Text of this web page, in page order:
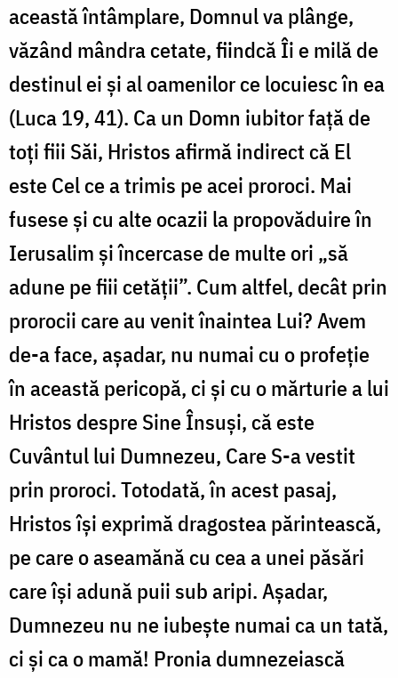
această întâmplare, Domnul va plânge,
văzând mândra cetate, fiindcă Îi e milă de
destinul ei și al oamenilor ce locuiesc în ea
(Luca 19, 41). Ca un Domn iubitor față de
toți fiii Săi, Hristos afirmă indirect că El
este Cel ce a trimis pe acei proroci. Mai
fusese și cu alte ocazii la propovăduire în
Ierusalim și încercase de multe ori „să
adune pe fiii cetății”. Cum altfel, decât prin
prorocii care au venit înaintea Lui? Avem
de-a face, așadar, nu numai cu o profeție
în această pericopă, ci și cu o mărturie a lui
Hristos despre Sine Însuși, că este
Cuvântul lui Dumnezeu, Care S-a vestit
prin proroci. Totodată, în acest pasaj,
Hristos își exprimă dragostea părintească,
pe care o aseamănă cu cea a unei păsări
care își adună puii sub aripi. Așadar,
Dumnezeu nu ne iubește numai ca un tată,
ci și ca o mamă! Pronia dumnezeiască